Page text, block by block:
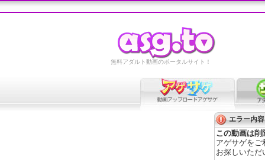
無料アダルト動画のポータルサイト！
エラー内容
この動画は削
アゲサゲをご
お探しいただ